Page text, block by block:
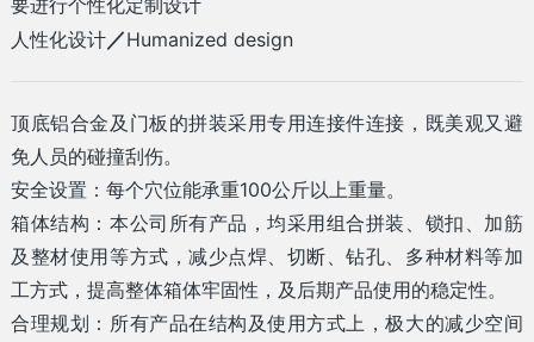
人性化设计／Humanized design
顶底铝合金及门板的拼装采用专用连接件连接，既美观又避
免人员的碰撞刮伤。
安全设置：每个穴位能承重100公斤以上重量。
箱体结构：本公司所有产品，均采用组合拼装、锁扣、加筋
及整材使用等方式，减少点焊、切断、钻孔、多种材料等加
工方式，提高整体箱体牢固性，及后期产品使用的稳定性。
合理规划：所有产品在结构及使用方式上，极大的减少空间